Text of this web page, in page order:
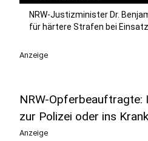
NRW-Justizminister Dr.
für härtere Strafen bei
Anzeige
NRW-
zur Polizei oder ins
Anzeige